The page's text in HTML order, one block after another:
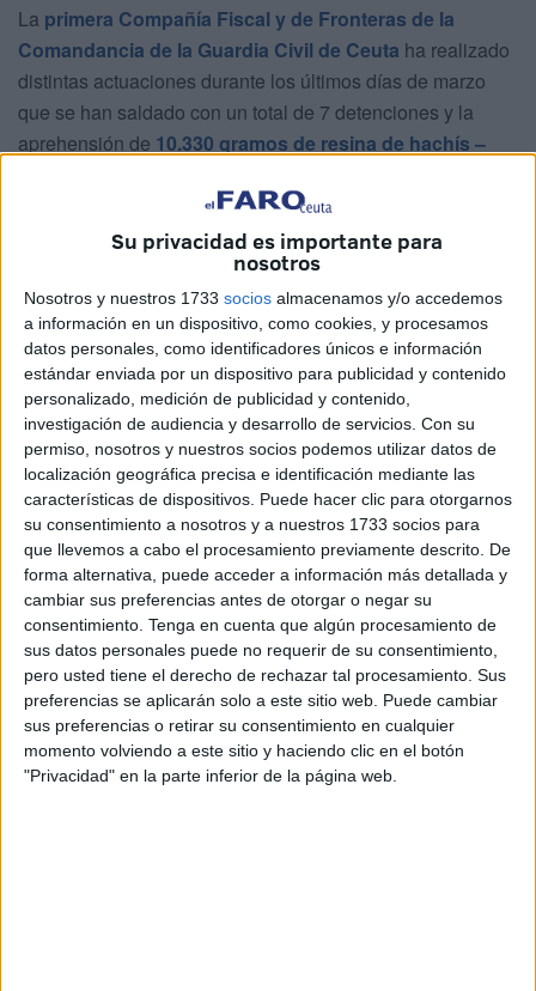
Su privacidad es importante para
nosotros
Nosotros y nuestros 1733 socios almacenamos y/o accedemos
a información en un dispositivo, como cookies, y procesamos
datos personales, como identificadores únicos e información
estándar enviada por un dispositivo para publicidad y contenido
personalizado, medición de publicidad y contenido,
investigación de audiencia y desarrollo de servicios. Con su
permiso, nosotros y nuestros socios podemos utilizar datos de
localización geográfica precisa e identificación mediante las
características de dispositivos. Puede hacer clic para otorgarnos
su consentimiento a nosotros y a nuestros 1733 socios para
que llevemos a cabo el procesamiento previamente descrito. De
forma alternativa, puede acceder a información más detallada y
cambiar sus preferencias antes de otorgar o negar su
consentimiento. Tenga en cuenta que algún procesamiento de
sus datos personales puede no requerir de su consentimiento,
pero usted tiene el derecho de rechazar tal procesamiento. Sus
preferencias se aplicarán solo a este sitio web. Puede cambiar
sus preferencias o retirar su consentimiento en cualquier
momento volviendo a este sitio y haciendo clic en el botón
"Privacidad" en la parte inferior de la página web.
La primera Compañía Fiscal y de Fronteras de la
Comandancia de la Guardia Civil de Ceuta ha realizado
distintas actuaciones durante los últimos días de marzo
que se han saldado con un total de 7 detenciones y la
aprehensión de 10.330 gramos de resina de hachís –
Estos agentes de la Comandancia prestan servicio de
reconocimiento y control tanto de las personas que
acceden por el paso peatonal dela aduana terrestre
con Marruecos de la frontera del Tarajal , como en la
zona depreembarque de viajeros de los ferry con
destino a Algeciras. Fue en estos controles donde los
agentes lograron parar este 'tren demulas', es decir,
una sucesión de persona que transportan droga en
pequeñas cantidades y de la que se sirven lasmafias.
El malagueño con la droga en una
faja elástica